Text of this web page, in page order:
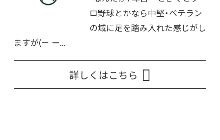
ロ野球とかなら中堅・ベテラン
の域に足を踏み入れた感じがし
ますが(－ ー...
詳しくはこちら